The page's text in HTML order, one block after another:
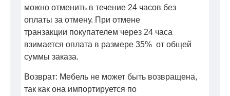
можно отменить в течение 24 часов без
оплаты за отмену. При отмене
транзакции покупателем через 24 часа
взимается оплата в размере 35% от общей
суммы заказа.
Возврат: Мебель не может быть возвращена,
так как она импортируется по